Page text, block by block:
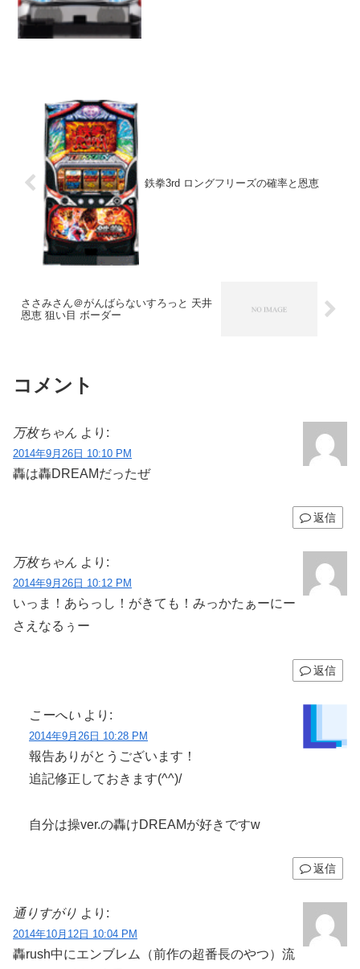
鉄拳3rd ロングフリーズの確率と恩恵
ささみさん＠がんばらないすろっと 天井
恩恵 狙い目 ボーダー
コメント
万枚ちゃん より:
2014年9月26日 10:10 PM
轟は轟DREAMだったぜ
返信
万枚ちゃん より:
2014年9月26日 10:12 PM
いっま！あらっし！がきても！みっかたぁーにー
さえなるぅー
返信
こーへい より:
2014年9月26日 10:28 PM
報告ありがとうございます！
追記修正しておきます(^^)/
自分は操ver.の轟けDREAMが好きですw
返信
通りすがり より:
2014年10月12日 10:04 PM
轟rush中にエンブレム（前作の超番長のやつ）流